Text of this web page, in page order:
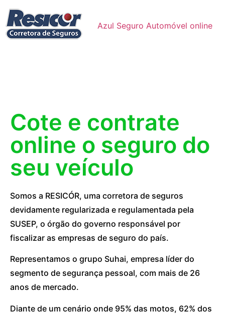
Azul Seguro Automóvel online
Cote e contrate
online o seguro do
seu veículo
Somos a RESICÓR, uma corretora de seguros
devidamente regularizada e regulamentada pela
SUSEP, o órgão do governo responsável por
fiscalizar as empresas de seguro do país.
Representamos o grupo Suhai, empresa líder do
segmento de segurança pessoal, com mais de 26
anos de mercado.
Diante de um cenário onde 95% das motos, 62% dos